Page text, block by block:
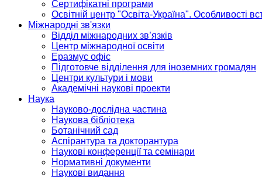
Сертифікатні програми
Освітній центр "Освіта-Україна". Особливості
Міжнародні зв'язки
Відділ міжнародних зв’язків
Центр міжнародної освіти
Еразмус офіс
Підготовче відділення для іноземних громадян
Центри культури і мови
Академічні наукові проекти
Наука
Науково-дослідна частина
Наукова бібліотека
Ботанічний сад
Аспірантура та докторантура
Наукові конференції та семінари
Нормативні документи
Наукові видання